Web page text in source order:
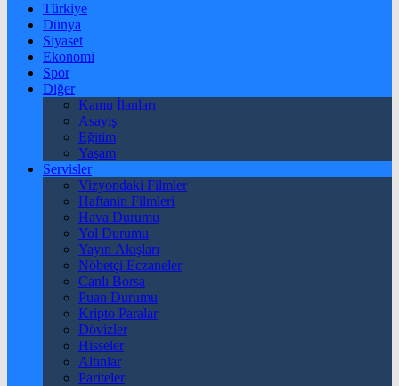
Türkiye
Dünya
Siyaset
Ekonomi
Spor
Diğer
Kamu İlanları
Asayiş
Eğitim
Yaşam
Servisler
Vizyondaki Filmler
Haftanin Filmleri
Hava Durumu
Yol Durumu
Yayın Akışları
Nöbetçi Eczaneler
Canlı Borsa
Puan Durumu
Kripto Paralar
Dövizler
Hisseler
Altınlar
Pariteler